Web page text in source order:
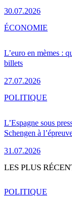
30.07.2026
L’euro en mèmes :
billets
27.07.2026
ÉCONOMIE
L’Espagne sous
Schengen à
31.07.2026
POLITIQUE
LES PLUS
POLITIQUE